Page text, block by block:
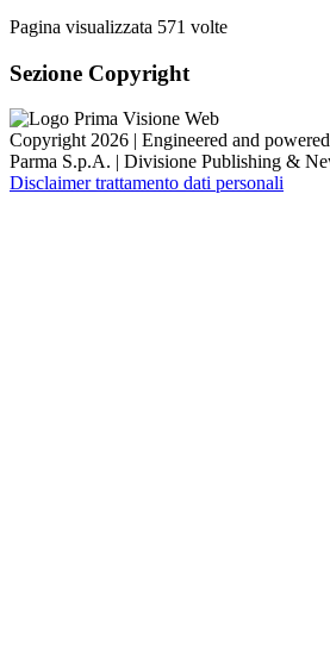
Pagina visualizzata 571 volte
Sezione Copyright
Copyright 2026 | Engineered and
Parma S.p.A. | Divisione Publishing &
Disclaimer trattamento dati personali